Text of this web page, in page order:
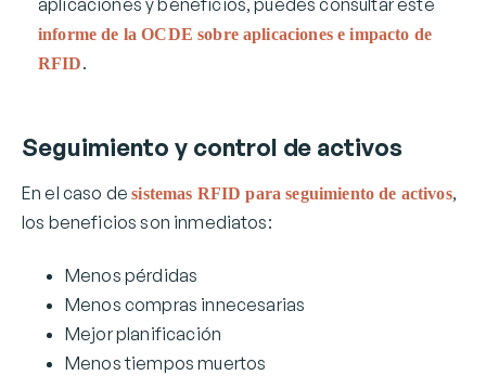
aplicaciones y beneficios, puedes consultar este
informe de la OCDE sobre aplicaciones e impacto de
RFID.
Seguimiento y control de activos
En el caso desistemas RFID para seguimiento de activos,
los beneficios son inmediatos:
Menos pérdidas
Menos compras innecesarias
Mejor planificación
Menos tiempos muertos